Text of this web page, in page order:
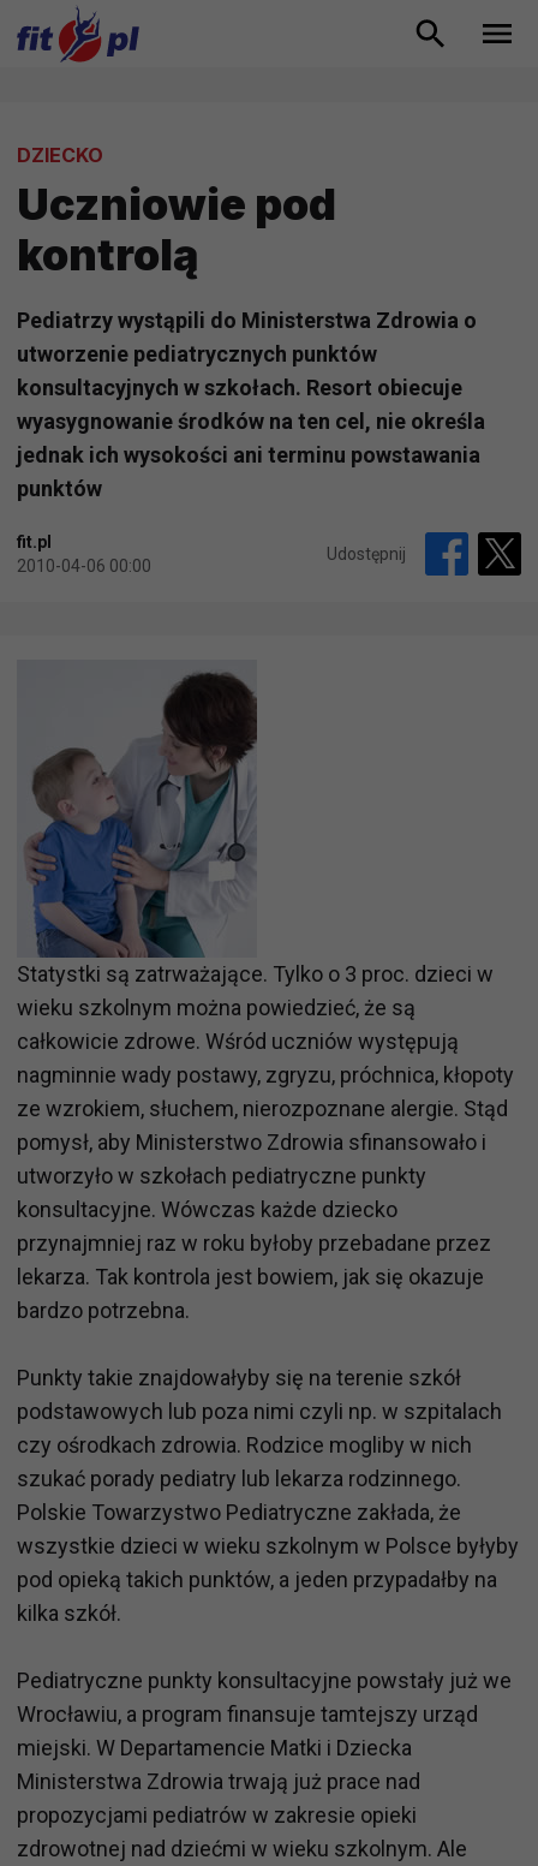
DZIECKO
Uczniowie pod
kontrolą
Pediatrzy wystąpili do Ministerstwa Zdrowia o
utworzenie pediatrycznych punktów
konsultacyjnych w szkołach. Resort obiecuje
wyasygnowanie środków na ten cel, nie określa
jednak ich wysokości ani terminu powstawania
punktów
fit.pl
2010-04-06 00:00
Udostępnij
Statystki są zatrważające. Tylko o 3 proc. dzieci w
wieku szkolnym można powiedzieć, że są
całkowicie zdrowe. Wśród uczniów występują
nagminnie wady postawy, zgryzu, próchnica, kłopoty
ze wzrokiem, słuchem, nierozpoznane alergie. Stąd
pomysł, aby Ministerstwo Zdrowia sfinansowało i
utworzyło w szkołach pediatryczne punkty
konsultacyjne. Wówczas każde dziecko
przynajmniej raz w roku byłoby przebadane przez
lekarza. Tak kontrola jest bowiem, jak się okazuje
bardzo potrzebna.
Punkty takie znajdowałyby się na terenie szkół
podstawowych lub poza nimi czyli np. w szpitalach
czy ośrodkach zdrowia. Rodzice mogliby w nich
szukać porady pediatry lub lekarza rodzinnego.
Polskie Towarzystwo Pediatryczne zakłada, że
wszystkie dzieci w wieku szkolnym w Polsce byłyby
pod opieką takich punktów, a jeden przypadałby na
kilka szkół.
Pediatryczne punkty konsultacyjne powstały już we
Wrocławiu, a program finansuje tamtejszy urząd
miejski. W Departamencie Matki i Dziecka
Ministerstwa Zdrowia trwają już prace nad
propozycjami pediatrów w zakresie opieki
zdrowotnej nad dziećmi w wieku szkolnym. Ale